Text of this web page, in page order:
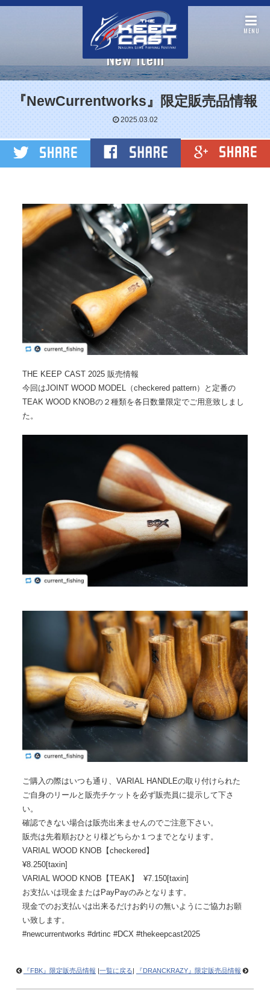
MENU
New item
『NewCurrentworks』限定販売品情報
2025.03.02
THE KEEP CAST 2025 販売情報
今回はJOINT WOOD MODEL（checkered pattern）と定番の
TEAK WOOD KNOBの２種類を各日数量限定でご用意致しまし
た。
ご購入の際はいつも通り、VARIAL HANDLEの取り付けられた
ご自身のリールと販売チケットを必ず販売員に提示して下さ
い。
確認できない場合は販売出来ませんのでご注意下さい。
販売は先着順おひとり様どちらか１つまでとなります。
VARIAL WOOD KNOB【checkered】
¥8.250[taxin]
VARIAL WOOD KNOB【TEAK】 ¥7.150[taxin]
お支払いは現金またはPayPayのみとなります。
現金でのお支払いは出来るだけお釣りの無いようにご協力お願
い致します。
#newcurrentworks #drtinc #DCX #thekeepcast2025
『FBK』限定販売品情報 一覧に戻る 『DRANCKRAZY』限定販売品情報